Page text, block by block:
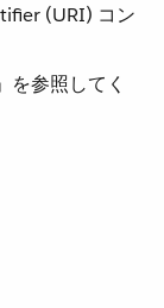
(URI) コン
​」を参照してく